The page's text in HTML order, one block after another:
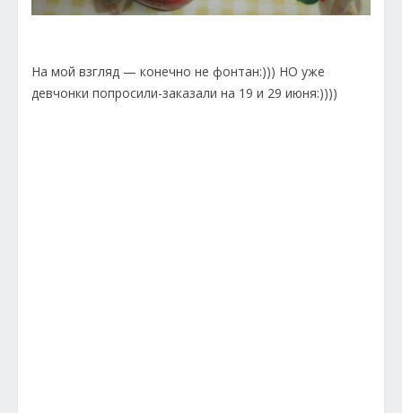
На мой взгляд — конечно не фонтан:))) НО уже
девчонки попросили-заказали на 19 и 29 июня:))))